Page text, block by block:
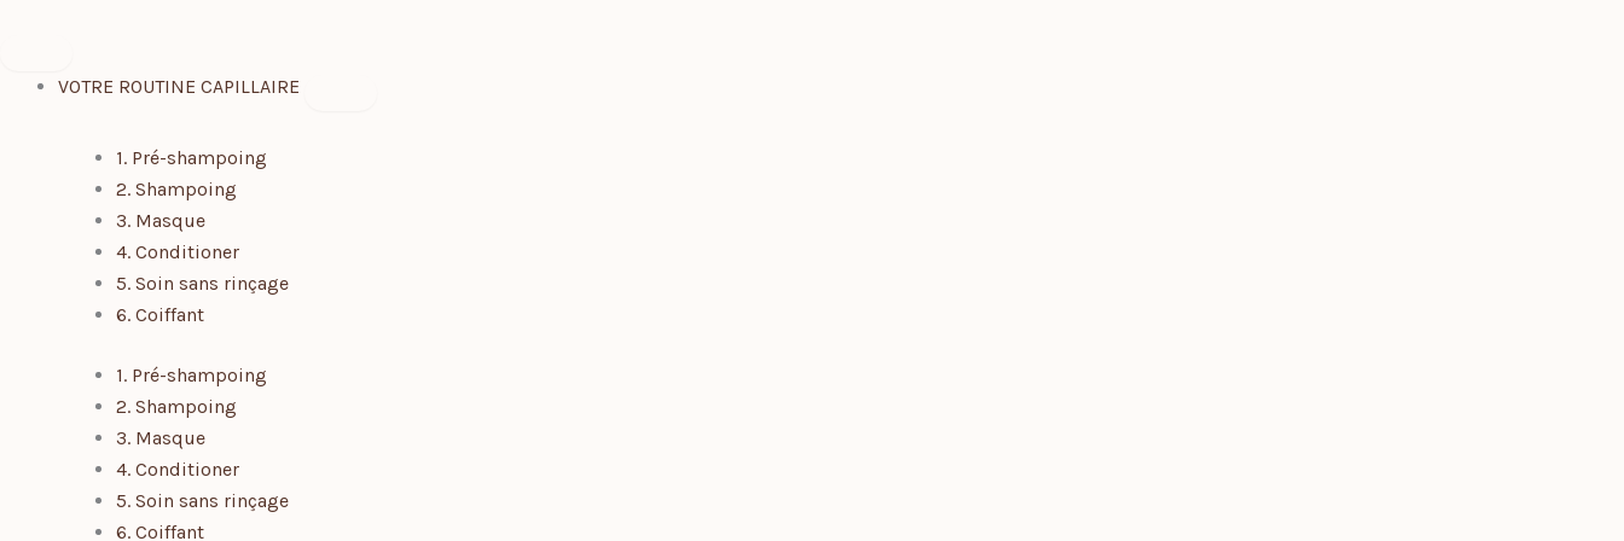
contenuVOTRE ROUTINE CAPILLAIRE
1. Pré-shampoing
2. Shampoing
3. Masque
4. Conditioner
5. Soin sans rinçage
6. Coiffant
1. Pré-shampoing
2. Shampoing
3. Masque
4. Conditioner
5. Soin sans rinçage
6. Coiffant